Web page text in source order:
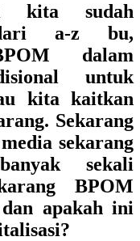
kita sudah
a-z bu,
dalam
untuk
kita kaitkan
Sekarang
sekarang
sekali
BPOM
apakah ini